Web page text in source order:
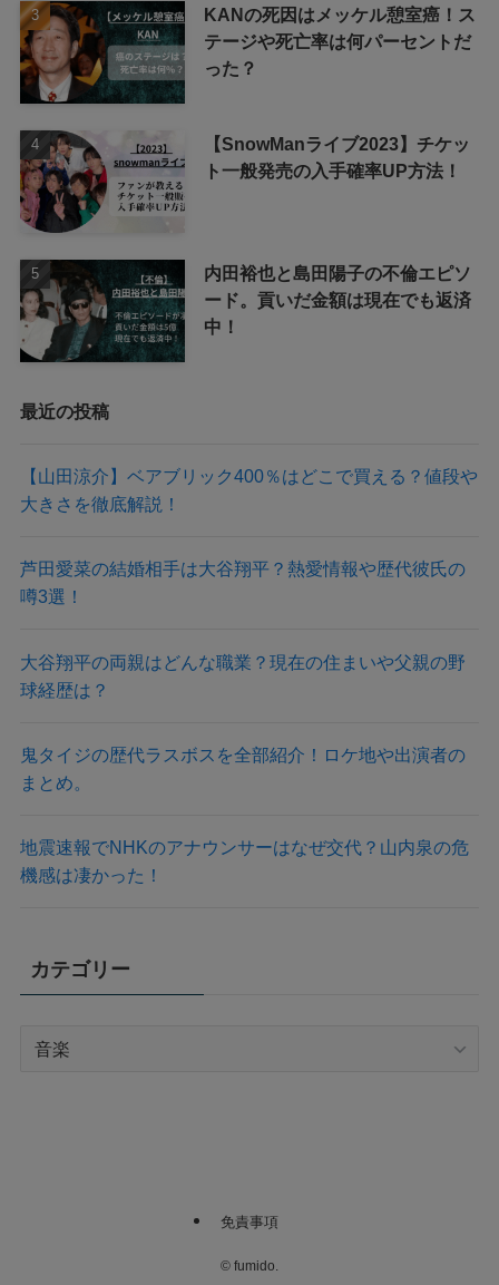
KANの死因はメッケル憩室癌！ス
テージや死亡率は何パーセントだ
った？
【SnowManライブ2023】チケッ
ト一般発売の入手確率UP方法！
内田裕也と島田陽子の不倫エピソ
ード。貢いだ金額は現在でも返済
中！
最近の投稿
【山田涼介】ベアブリック400％はどこで買える？値段や
大きさを徹底解説！
芦田愛菜の結婚相手は大谷翔平？熱愛情報や歴代彼氏の
噂3選！
大谷翔平の両親はどんな職業？現在の住まいや父親の野
球経歴は？
鬼タイジの歴代ラスボスを全部紹介！ロケ地や出演者の
まとめ。
地震速報でNHKのアナウンサーはなぜ交代？山内泉の危
機感は凄かった！
カテゴリー
免責事項
© fumido.